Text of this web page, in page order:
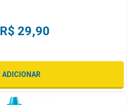
R$ 29,90
ADICIONAR